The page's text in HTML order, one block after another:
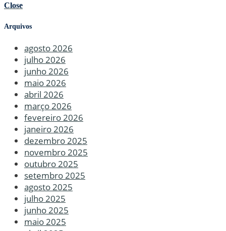
Close
Arquivos
agosto 2026
julho 2026
junho 2026
maio 2026
abril 2026
março 2026
fevereiro 2026
janeiro 2026
dezembro 2025
novembro 2025
outubro 2025
setembro 2025
agosto 2025
julho 2025
junho 2025
maio 2025